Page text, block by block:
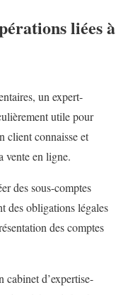
liées à
un expert-
utile pour
client connaisse et
vente en ligne.
des sous-comptes
des obligations légales
des comptes
cabinet d’expertise-